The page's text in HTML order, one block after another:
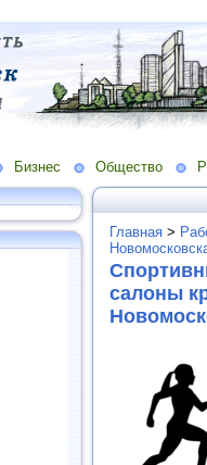
Бизнес Общество
Главная >
салоны